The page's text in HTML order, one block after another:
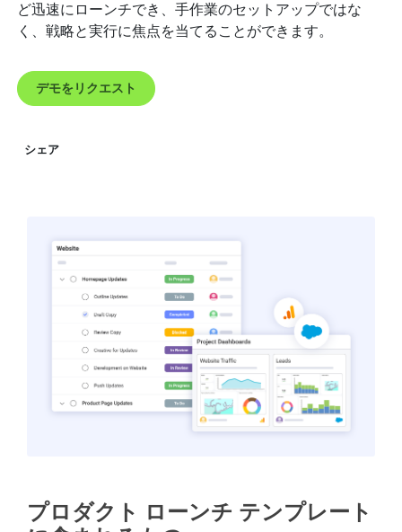
ど迅速にローンチでき、手作業のセットアップではな
く、戦略と実行に焦点を当てることができます。
デモをリクエスト
シェア
プロダクト ローンチ テンプレート